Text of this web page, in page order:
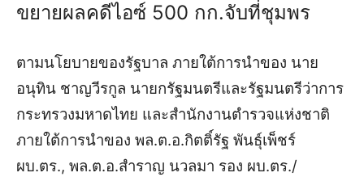
ขยายผลคดีไอซ์ 500 กก.จับที่ชุมพร
ตามนโยบายของรัฐบาล ภายใต้การนำของ นาย
อนุทิน ชาญวีรกูล นายกรัฐมนตรีและรัฐมนตรีว่าการ
กระทรวงมหาดไทย และสำนักงานตำรวจแห่งชาติ
ภายใต้การนำของ พล.ต.อ.กิตติ์รัฐ พันธุ์เพ็ชร์
ผบ.ตร., พล.ต.อ.สำราญ นวลมา รอง ผบ.ตร./